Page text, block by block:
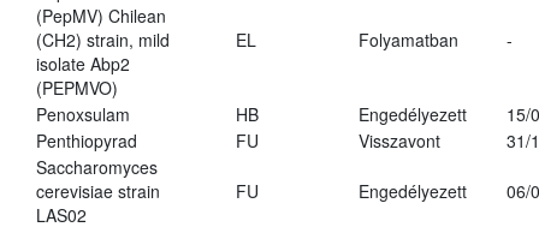
(PepMV) Chilean
(CH2) strain, mild
isolate Abp2
(PEPMVO)
EL Folyamatban -
Penoxsulam HB Engedélyezett
15/
Penthiopyrad
FU Visszavont
31/
Saccharomyces
cerevisiae strain
LAS02
FU Engedélyezett 06/